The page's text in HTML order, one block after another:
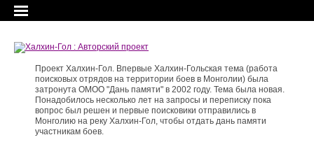
Проект Халхин-Гол. Впервые Халхин-Гольская тема (работа
поисковых отрядов на территории боев в Монголии) была
затронута ОМОО "Дань памяти" в 2002 году. Тема была новая.
Понадобилось несколько лет на запросы и переписку пока
вопрос был решен и первые поисковики отправились в
Монголию на реку Халхин-Гол, чтобы отдать дань памяти
участникам боев.